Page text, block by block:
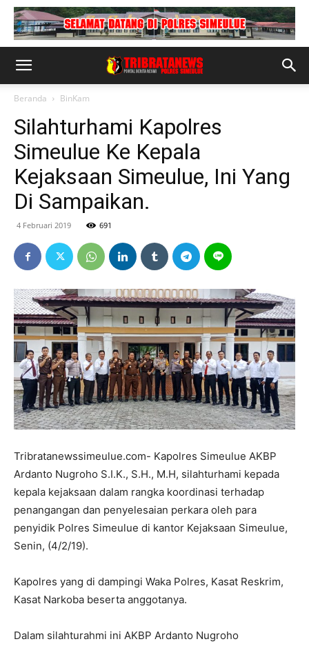
Beranda BinKam
Silahturhami Kapolres
Simeulue Ke Kepala
Kejaksaan Simeulue, Ini Yang
Di Sampaikan.
4 Februari 2019 691
Tribratanewssimeulue.com- Kapolres Simeulue AKBP
Ardanto Nugroho S.I.K., S.H., M.H, silahturhami kepada
kepala kejaksaan dalam rangka koordinasi terhadap
penangangan dan penyelesaian perkara oleh para
penyidik Polres Simeulue di kantor Kejaksaan Simeulue,
Senin, (4/2/19).
Kapolres yang di dampingi Waka Polres, Kasat Reskrim,
Kasat Narkoba beserta anggotanya.
Dalam silahturahmi ini AKBP Ardanto Nugroho